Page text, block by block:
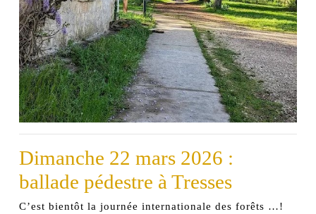
Dimanche 22 mars 2026 :
ballade pédestre à Tresses
C’est bientôt la journée internationale des forêts …!